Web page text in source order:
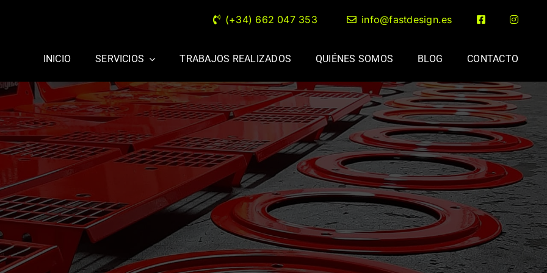
(+34) 662 047 353 info@fastdesign.es
INICIO SERVICIOS TRABAJOS REALIZADOS QUIÉNES SOMOS BLOG CONTACTO